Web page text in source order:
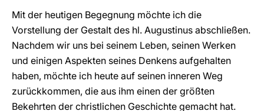
Mit der heutigen Begegnung möchte ich die
Vorstellung der Gestalt des hl. Augustinus abschließen.
Nachdem wir uns bei seinem Leben, seinen Werken
und einigen Aspekten seines Denkens aufgehalten
haben, möchte ich heute auf seinen inneren Weg
zurückkommen, die aus ihm einen der größten
Bekehrten der christlichen Geschichte gemacht hat.